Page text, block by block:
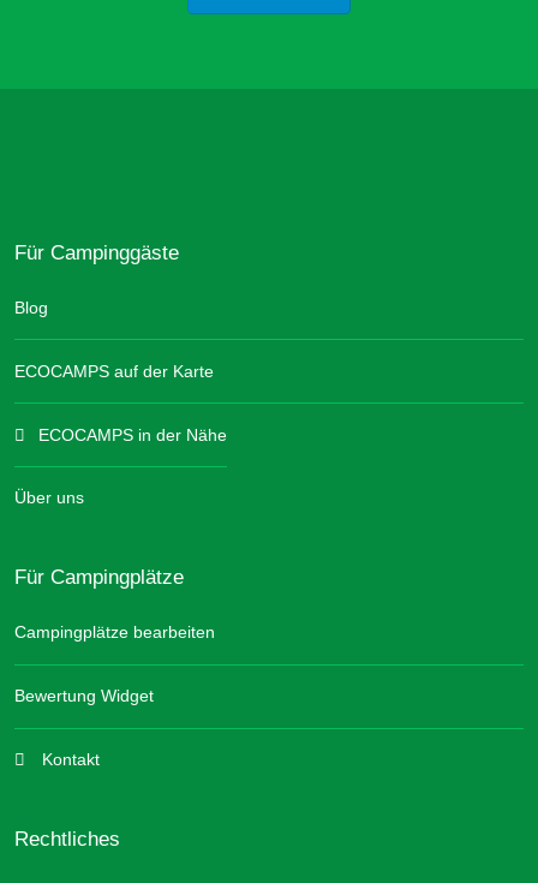
Für Campinggäste
Blog
ECOCAMPS auf der Karte
ECOCAMPS in der Nähe
Über uns
Für Campingplätze
Campingplätze bearbeiten
Bewertung Widget
Kontakt
Rechtliches